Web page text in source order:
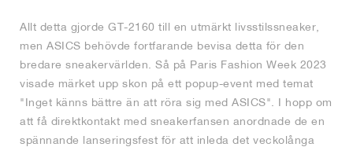
Allt detta gjorde GT-2160 till en utmärkt livsstilssneaker,
men ASICS behövde fortfarande bevisa detta för den
bredare sneakervärlden. Så på Paris Fashion Week 2023
visade märket upp skon på ett popup-event med temat
"Inget känns bättre än att röra sig med ASICS". I hopp om
att få direktkontakt med sneakerfansen anordnade de en
spännande lanseringsfest för att inleda det veckolånga